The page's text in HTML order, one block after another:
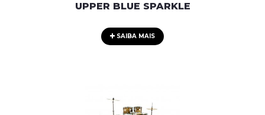
UPPER BLUE SPARKLE
SAIBA MAIS